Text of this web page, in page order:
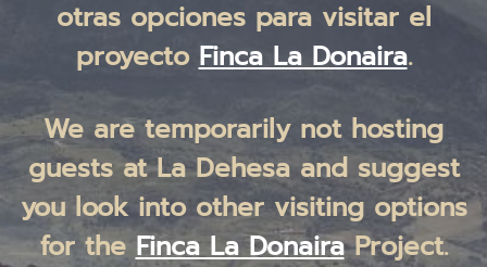
otras opciones para visitar el
proyecto Finca La Donaira.
We are temporarily not hosting
guests at La Dehesa and suggest
you look into other visiting options
for the Finca La DonairaProject.